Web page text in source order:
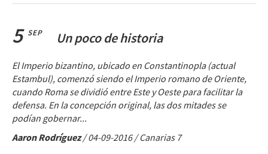
5 SEP Un poco de historia
El Imperio bizantino, ubicado en Constantinopla (actual
Estambul), comenzó siendo el Imperio romano de Oriente,
cuando Roma se dividió entre Este y Oeste para facilitar la
defensa. En la concepción original, las dos mitades se
podían gobernar...
Aaron Rodríguez/04-09-2016/ Canarias 7